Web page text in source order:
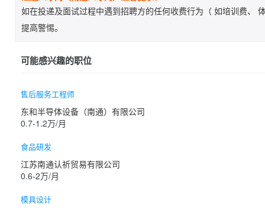
如在投递及面试过程中遇到招聘方的任何收费行为（ 如培训费、
提高警惕。
可能感兴趣的职位
售后服务工程师
东和半导体设备（南通）有限公司
0.7-1.2万/月
食品研发
江苏南通认祈贸易有限公司
0.6-2万/月
模具设计